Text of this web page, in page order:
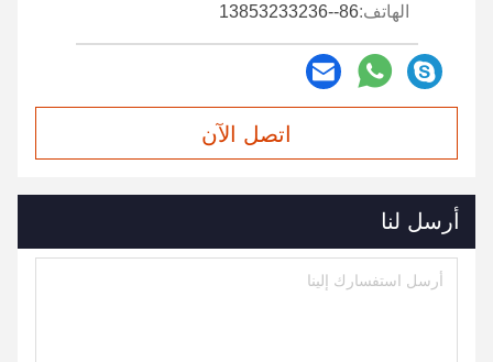
الهاتف:86--13853233236
اتصل الآن
أرسل لنا